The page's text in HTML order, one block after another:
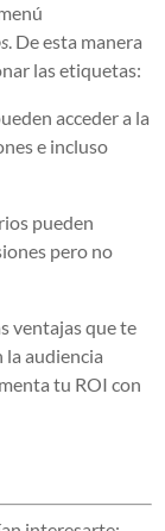
. De esta manera
las etiquetas:
acceder a la
e incluso
pueden
pero no
ventajas que te
la audiencia
tu ROI con